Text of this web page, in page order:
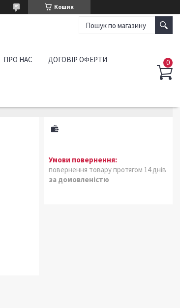
Кошик
ПРО НАС ДОГОВІР ОФЕРТИ
повернення товару протягом 14 днів
за домовленістю